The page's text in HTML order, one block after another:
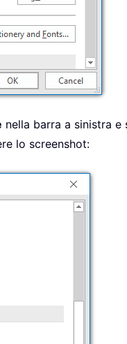
nella barra a sinistra
lo screenshot: